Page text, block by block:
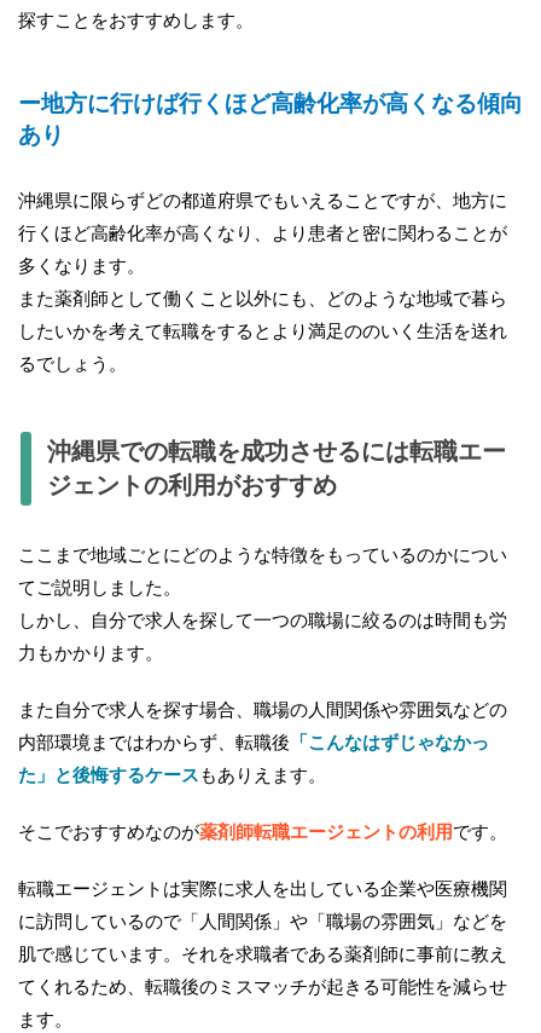
探すことをおすすめします。
ー地方に行けば行くほど高齢化率が高くなる傾向
あり
沖縄県に限らずどの都道府県でもいえることですが、地方に
行くほど高齢化率が高くなり、より患者と密に関わることが
多くなります。
また薬剤師として働くこと以外にも、どのような地域で暮ら
したいかを考えて転職をするとより満足ののいく生活を送れ
るでしょう。
沖縄県での転職を成功させるには転職エー
ジェントの利用がおすすめ
ここまで地域ごとにどのような特徴をもっているのかについ
てご説明しました。
しかし、自分で求人を探して一つの職場に絞るのは時間も労
力もかかります。
また自分で求人を探す場合、職場の人間関係や雰囲気などの
内部環境まではわからず、転職後 「こんなはずじゃなかっ
た」と後悔するケースもありえます。
そこでおすすめなのが薬剤師転職エージェントの利用です。
転職エージェントは実際に求人を出している企業や医療機関
に訪問しているので「人間関係」や「職場の雰囲気」などを
肌で感じています。それを求職者である薬剤師に事前に教え
てくれるため、転職後のミスマッチが起きる可能性を減らせ
ます。